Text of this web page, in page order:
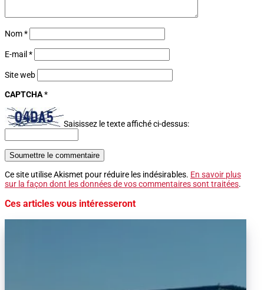
Nom*
E-mail *
Site web
CAPTCHA*
Saisissez le texte affiché ci-dessus:
Soumettre le commentaire
Ce site utilise Akismet pour réduire les indésirables. En savoir plus
sur la façon dont les données de vos commentaires sont traitées.
Ces articles vous intéresseront